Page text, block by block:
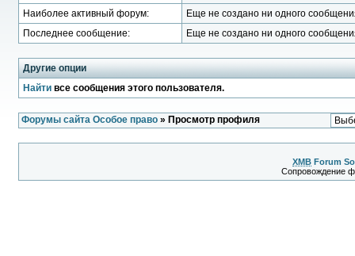
Наиболее активный форум:
Еще не создано ни одного
Последнее сообщение:
Еще не создано ни одного
Другие опции
Найтивсе сообщения этого пользователя.
Форумы сайта Особое право» Просмотр профиля
XMB Forum
Сопровождение